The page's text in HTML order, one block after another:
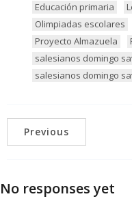
Educación primaria
Olimpiadas escolares
Proyecto Almazuela
salesianos domingo
salesianos domingo
Previous
No responses yet